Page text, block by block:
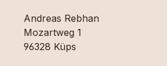
Andreas Rebhan
Mozartweg 1
96328 Küps